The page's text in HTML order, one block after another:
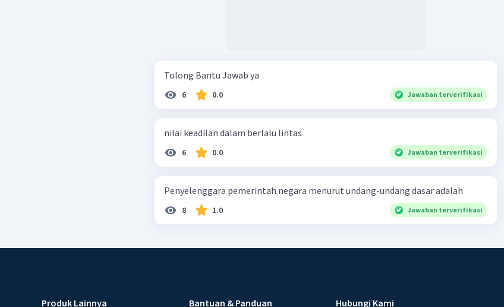
Tolong Bantu Jawab ya
6 0.0 Jawaban terverifikasi
nilai keadilan dalam berlalu lintas
6 0.0 Jawaban terverifikasi
Penyelenggara pemerintah negara menurut undang-undang dasar adalah
8 1.0 Jawaban terverifikasi
Produk Lainnya Bantuan & Panduan Hubungi Kami